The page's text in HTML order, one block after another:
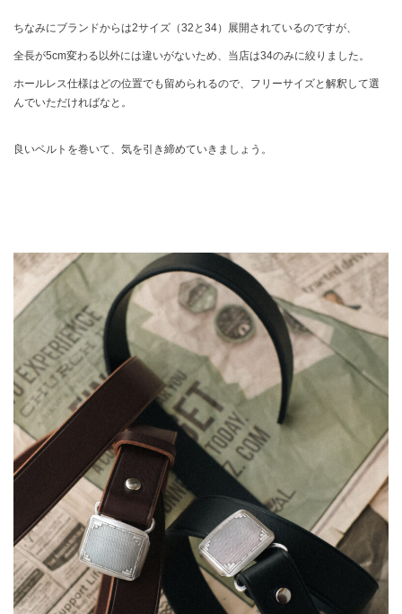
ちなみにブランドからは2サイズ（32と34）展開されているのですが、
全長が5cm変わる以外には違いがないため、当店は34のみに絞りました。
ホールレス仕様はどの位置でも留められるので、フリーサイズと解釈して選
んでいただければなと。
良いベルトを巻いて、気を引き締めていきましょう。